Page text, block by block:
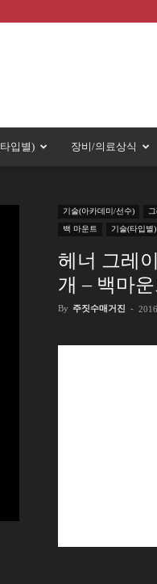
입별) 장비/의료상식
기술(아카데미/선수)
백 마운트
기술(타입별)
헤너 그레
개 – 백마
By 주짓수매거진 -